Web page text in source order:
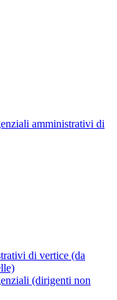
amministrativi di
di vertice (da
(dirigenti non